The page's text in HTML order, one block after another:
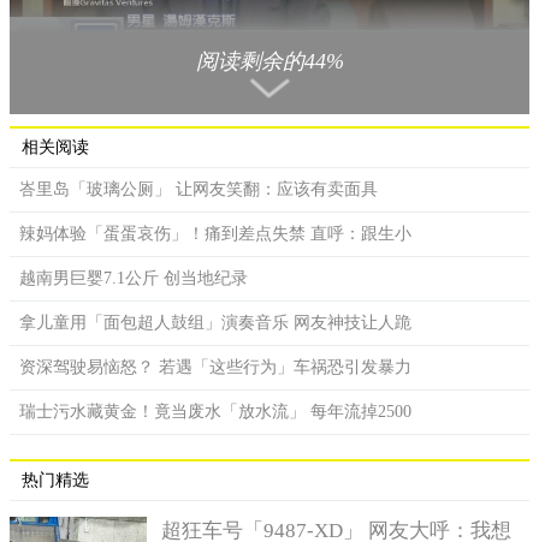
汤姆汉克斯表示，自己就连写给其他人的小纸条，都靠打字
我，但如果你花70秒钟在一张纸上打字寄来给我，我会永远留存
阅读剩余的44%
相关阅读
峇里岛「玻璃公厕」 让网友笑翻：应该有卖面具
辣妈体验「蛋蛋哀伤」！痛到差点失禁 直呼：跟生小
越南男巨婴7.1公斤 创当地纪录
拿儿童用「面包超人鼓组」演奏音乐 网友神技让人跪
资深驾驶易恼怒？ 若遇「这些行为」车祸恐引发暴力
瑞士污水藏黄金！竟当废水「放水流」 每年流掉2500
热门精选
超狂车号「9487-XD」 网友大呼：我想